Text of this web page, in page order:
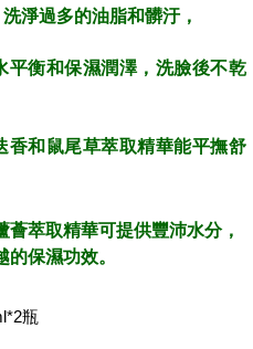
淨過多的油脂和髒汙，
平衡和保濕潤澤， 洗臉後不乾
香和鼠尾草萃取精華能平撫舒
萃取精華可提供豐沛水分，
的保濕功效。
瓶